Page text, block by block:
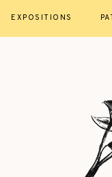
EXPOSITIONS